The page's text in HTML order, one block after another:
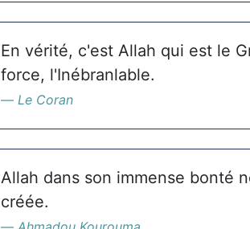
En vérité, c'est Allah qui est le
force, l'Inébranlable.
Le Coran
Allah dans son immense bonté
créée.